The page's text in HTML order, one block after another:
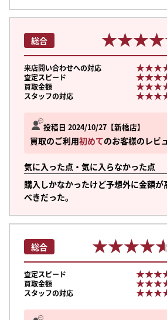
投稿日 2024/10/27 新橋店
買取のご利用初めてのお客様のレビ
気に入った点・気に入らなかった点
購入しかなかったけど予想外に金額が
べきだった。
総合
来店問い合わせへの対応
査定スピード
買取金額
スタッフの対応
総合
査定スピード
買取金額
スタッフの対応
まずは